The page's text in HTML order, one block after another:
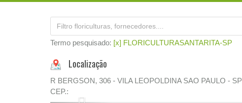
Termo pesquisado: [x] FLORICULTURASANTARITA-SP
Localização
R BERGSON, 306 - VILA LEOPOLDINA SAO PAULO - SP
CEP.: